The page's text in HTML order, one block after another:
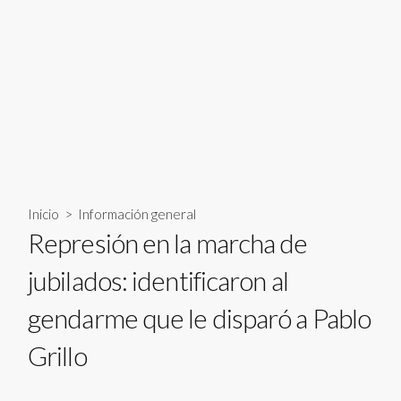
Inicio > Información general
Represión en la marcha de
jubilados: identificaron al
gendarme que le disparó a Pablo
Grillo